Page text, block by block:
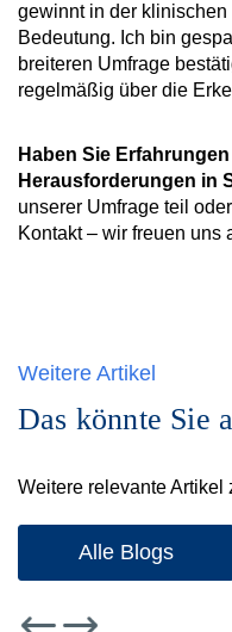
gewinnt in der
Bedeutung. Ich bin
breiteren Umfrage
regelmäßig über die
Haben Sie
Herausforderungen in
unserer Umfrage teil
Kontakt – wir freuen uns
Weitere Artikel
Das könnte Sie
Weitere relevante Artikel
Alle Blogs